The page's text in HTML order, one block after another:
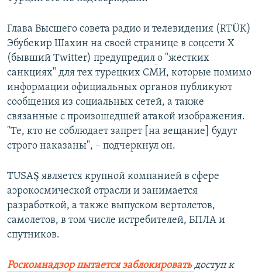
Глава Высшего совета радио и телевидения (RTÜK)
Эбубекир Шахин на своей странице в соцсети X
(бывший Twitter) предупредил о "жестких
санкциях" для тех турецких СМИ, которые помимо
информации официальных органов публикуют
сообщения из социальных сетей, а также
связанные с произошедшей атакой изображения.
"Те, кто не соблюдает запрет [на вещание] будут
строго наказаны", – подчеркнул он.
TUSAŞ является крупной компанией в сфере
аэрокосмической отрасли и занимается
разработкой, а также выпуском вертолетов,
самолетов, в том числе истребителей, БПЛА и
спутников.
Роскомнадзор пытается заблокировать доступ к